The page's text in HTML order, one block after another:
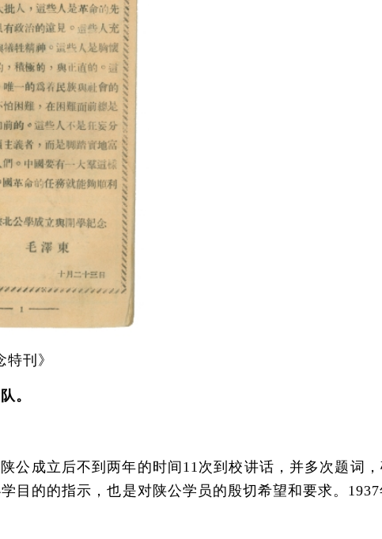
刊》
。
成立后不到两年的时间11次到校讲话，并多次题词
目的的指示，也是对陕公学员的殷切希望和要求。